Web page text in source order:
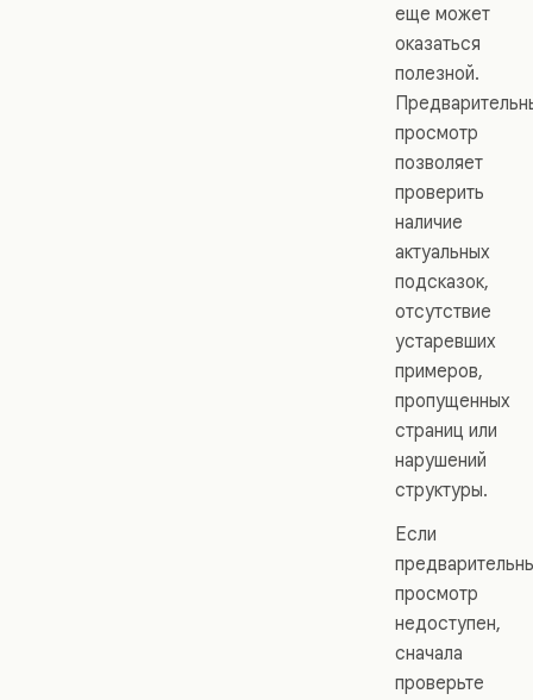
еще может
оказаться
полезной.
просмотр
позволяет
проверить
наличие
актуальных
подсказок,
отсутствие
устаревших
примеров,
пропущенных
страниц или
нарушений
структуры.
Если
просмотр
недоступен,
сначала
проверьте